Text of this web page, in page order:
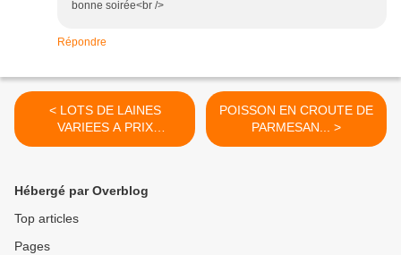
bonne soirée<br />
Répondre
< LOTS DE LAINES
VARIEES A PRIX
SACRIFIES....
POISSON EN CROUTE DE
PARMESAN... >
Hébergé par Overblog
Top articles
Pages